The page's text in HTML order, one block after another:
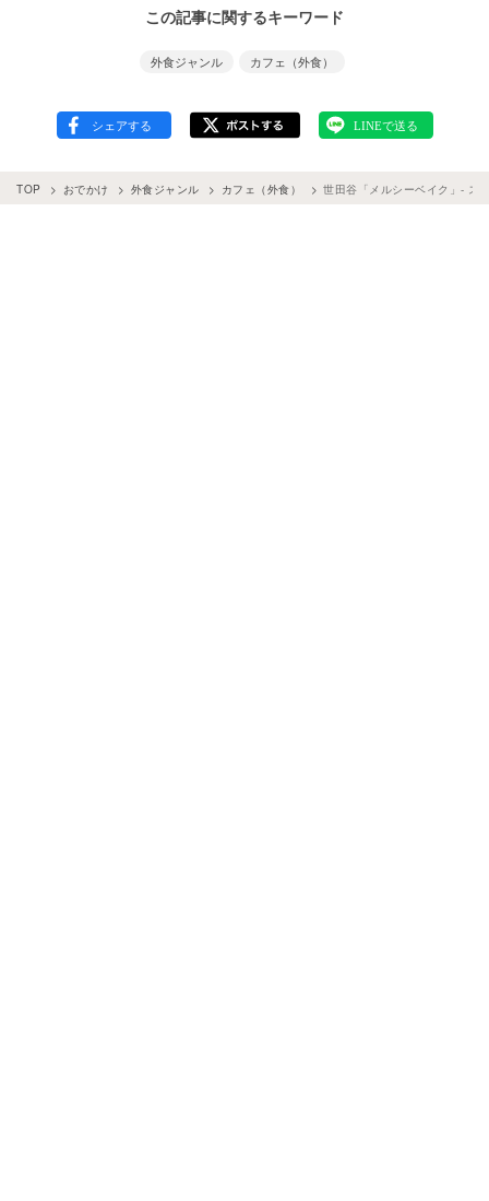
この記事に関するキーワード
外食ジャンル カフェ（外食）
TOP おでかけ 外食ジャンル カフェ（外食） 世田谷「メルシーベイク」- ス